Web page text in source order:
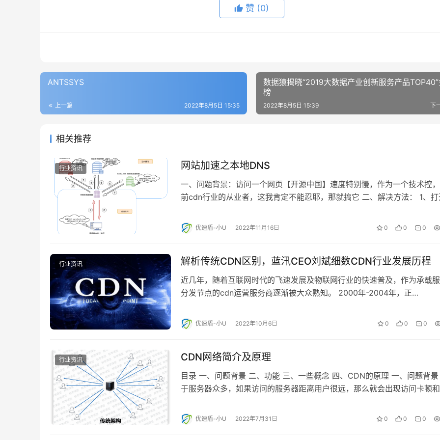
赞 (0)
ANTSSYS
上一篇 2022年8月5日 15:35
数据猿揭晓“2019大数据产业创新服务产品
榜
下
2022年8月5日 15:39
相关推荐
行业资讯 网站加速之本地DNS
一、问题背景：访问一个网页【开源中国】速度特别慢，作为一个技术控
前cdn行业的从业者，这我肯定不能忍耶，那就搞它 二、解决方法： 1、
优速盾-小U 2022年11月16日 0 0 0
行业资讯 解析传统CDN区别，蓝汛CEO刘斌细数CDN行业发展历程
近几年，随着互联网时代的飞速发展及物联网行业的快速普及，作为承载
分发节点的cdn运营服务商逐渐被大众熟知。 2000年-2004年，正…
优速盾-小U 2022年10月6日 0 0 0
行业资讯 CDN网络简介及原理
目录 一、问题背景 二、功能 三、一些概念 四、CDN的原理 一、问题背
于服务器众多，如果访问的服务器距离用户很远，那么就会出现访问卡顿和
优速盾-小U 2022年7月31日 0 0 0